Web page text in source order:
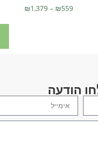
₪559
–
₪1,379
הודעה